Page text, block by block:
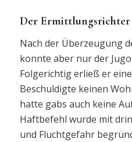
Der
Nach der Überzeugung
konnte aber nur der
Folgerichtig erließ er
Beschuldigte keinen
hatte gabs auch keine
Haftbefehl wurde mit
und Fluchtgefahr